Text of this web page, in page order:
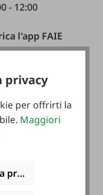
- 12:00
l'app FAIE
privacy
per offrirti la
Maggiori